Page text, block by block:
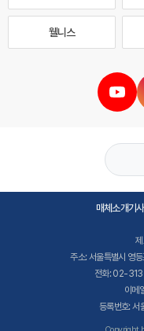
웰니스
매체소개기
주소: 서울특별시 영
전화: 02-
이메
등록번호: